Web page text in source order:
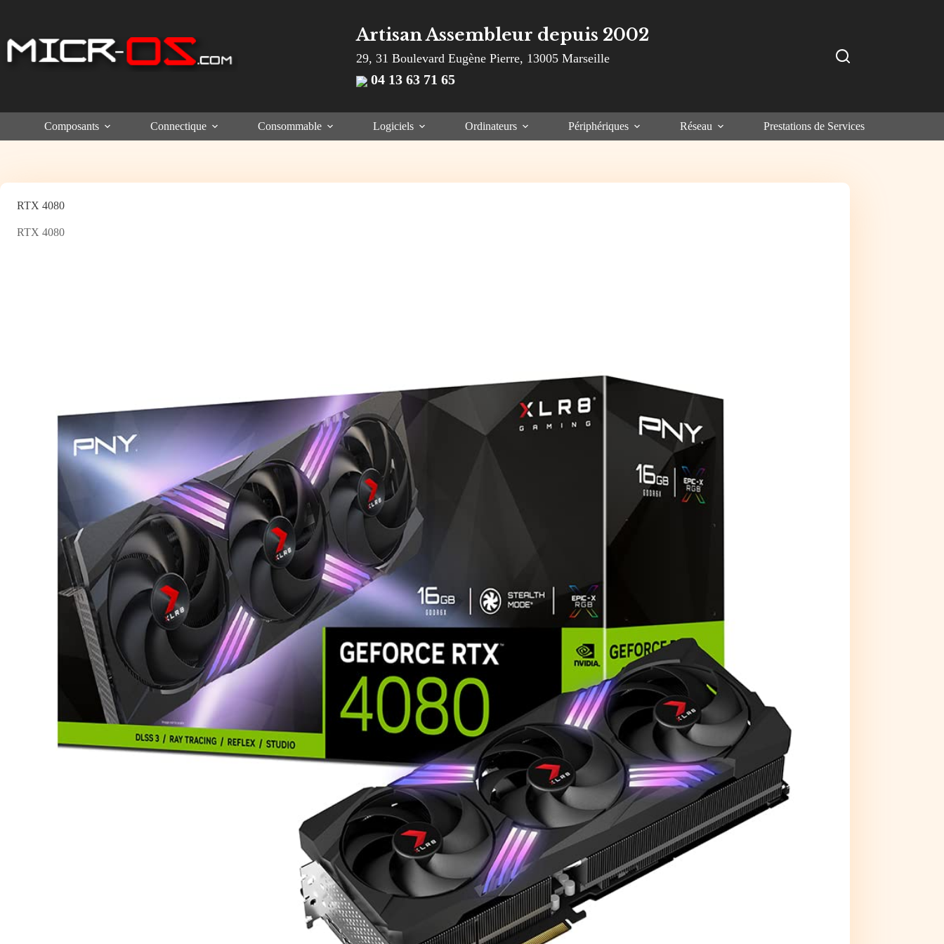
Artisan Assembleur depuis 2002
29, 31 Boulevard Eugène Pierre, 13005 Marseille
04 13 63 71 65
Composants Connectique Consommable Logiciels Ordinateurs Périphériques Réseau Prestations de Services
RTX 4080
RTX 4080